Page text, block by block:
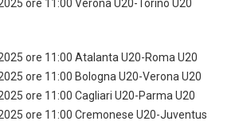
ore 11:00 Verona U20-Torino U20
ore 11:00 Atalanta U20-Roma U20
ore 11:00 Bologna U20-Verona U20
ore 11:00 Cagliari U20-Parma U20
ore 11:00 Cremonese U20-Juventus